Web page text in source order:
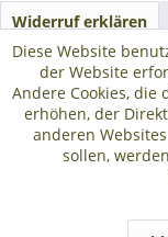
Diese Website
der Website
Andere Cookies, die
erhöhen, der
anderen
sollen,
Widerruf erklären